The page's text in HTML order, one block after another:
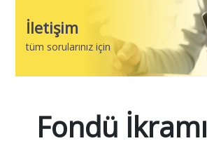
İletişim
tüm sorularınız için
Numaranız
Size nasıl
Fondü İkramı